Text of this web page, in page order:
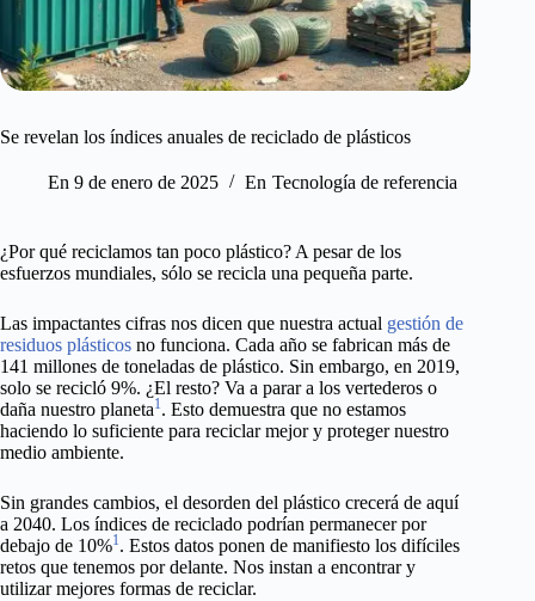
Se revelan los índices anuales de reciclado de plásticos
En 9 de enero de 2025 En Tecnología de referencia
¿Por qué reciclamos tan poco plástico? A pesar de los
esfuerzos mundiales, sólo se recicla una pequeña parte.
Las impactantes cifras nos dicen que nuestra actual gestión de
residuos plásticos no funciona. Cada año se fabrican más de
141 millones de toneladas de plástico. Sin embargo, en 2019,
solo se recicló 9%. ¿El resto? Va a parar a los vertederos o
daña nuestro planeta1. Esto demuestra que no estamos
haciendo lo suficiente para reciclar mejor y proteger nuestro
medio ambiente.
Sin grandes cambios, el desorden del plástico crecerá de aquí
a 2040. Los índices de reciclado podrían permanecer por
debajo de 10%1. Estos datos ponen de manifiesto los difíciles
retos que tenemos por delante. Nos instan a encontrar y
utilizar mejores formas de reciclar.